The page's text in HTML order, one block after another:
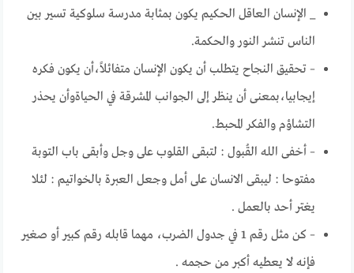
_ الإنسان العاقل الحكيم يكون بمثابة مدرسة سلوكية تسير بين
الناس تنشر النور والحكمة.
– تحقيق النجاح يتطلب أن يكون الإنسان متفائلاً،أن يكون فكره
إيجابيا،بمعنى أن ينظر إلى الجوانب المشرقة في الحياةوأن يحذر
التشاؤم والفكر المحبط.
– أخفى الله القُبول : لتبقى القلوب على وجل وأبقى باب التوبة
مفتوحا : ليبقى الانسان على أمل وجعل العبرة بالخواتيم : لئلا
يغتر أحد بالعمل .
– كن مثل رقم 1 في جدول الضرب، مهما قابله رقم كبير أو صغير
فإنه لا يعطيه أكبر من حجمه .